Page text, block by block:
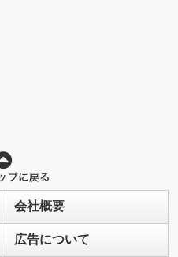
会社概要
広告について